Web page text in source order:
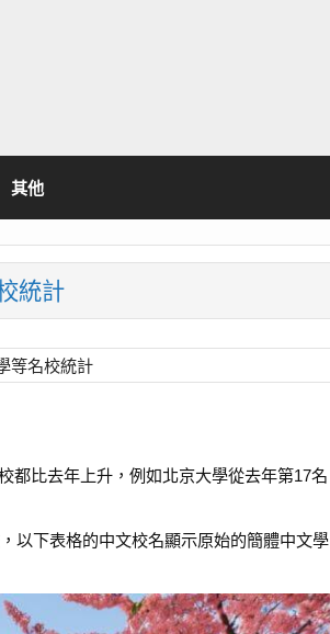
其他
統計
等名校統計
都比去年上升，例如北京大學從去年第17名
以下表格的中文校名顯示原始的簡體中文學